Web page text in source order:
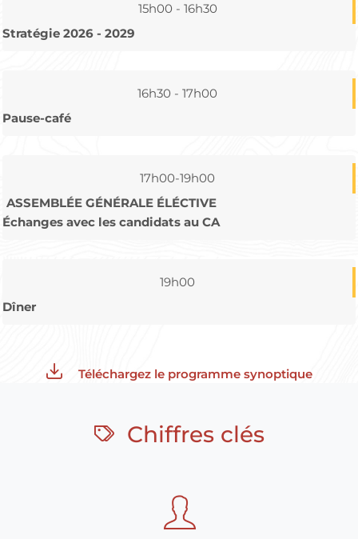
15h00 - 16h30
Stratégie 2026 - 2029
16h30 - 17h00
Pause-café
17h00-19h00
ASSEMBLÉE GÉNÉRALE ÉLÉCTIVE
Échanges avec les candidats au CA
19h00
Dîner
Téléchargez le programme synoptique
Chiffres clés